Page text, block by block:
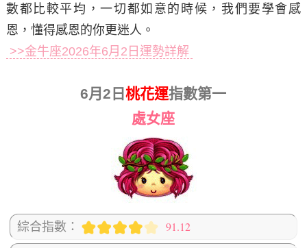
數都比較平均，一切都如意的時候，我們要學會感
恩，懂得感恩的你更迷人。
>>金牛座2026年6月2日運勢詳解
6月2日桃花運指數第一
處女座
綜合指數： 91.12